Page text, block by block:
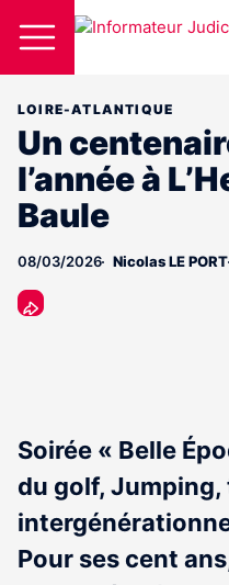
LOIRE-ATLANTIQUE
Un
l’année à
Baule
08/03/2026 Nicolas LE PORT
Soirée « Belle
du golf,
Pour ses cent